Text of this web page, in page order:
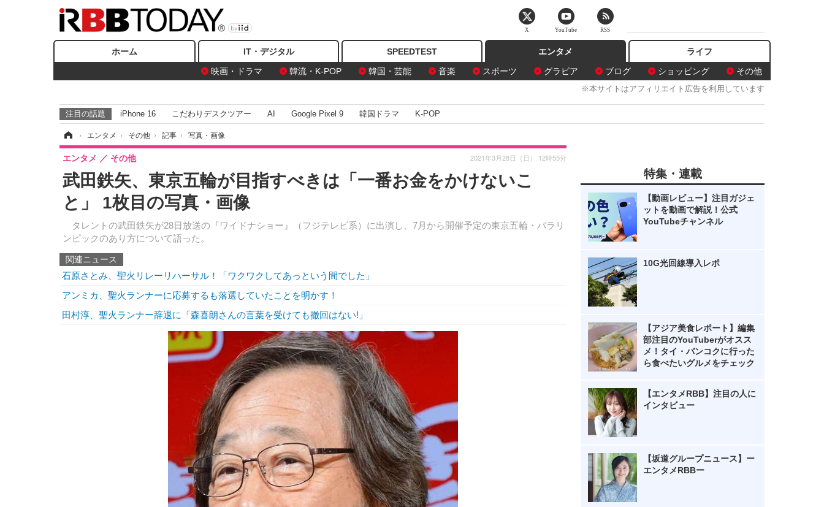
ホーム IT・デジタル SPEEDTEST
エンタメ
映画・ドラマ
韓流・K-POP 韓国・芸能 音楽 スポーツ グラビア ブログ ショッピング その他
ライフ
※本サイトはアフィリエイト広告を利用しています
注目の話題 iPhone 16 こだわりデスクツアー AI Google Pixel 9 韓国ドラマ K-POP
› エンタメ › その他 › 記事 › 写真・画像
武田鉄矢、東京五輪が目指すべきは「一番お金をかけないこ
と」 1枚目の写真・画像
タレントの武田鉄矢が28日放送の『ワイドナショー』（フジテレビ系）に出演し、7月から開催予定の東京五輪・パラリ
ンピックのあり方について語った。
エンタメ その他 2021年3月28日（日） 12時55分
関連ニュース
石原さとみ、聖火リレーリハーサル！「ワクワクしてあっという間でした」
アンミカ、聖火ランナーに応募するも落選していたことを明かす！
田村淳、聖火ランナー辞退に「森喜朗さんの言葉を受けても撤回はない!」
特集・連載
【動画レビュー】注目ガジェ
ットを動画で解説！公式
YouTubeチャンネル
10G光回線導入レポ
【アジア美食レポート】編集
部注目のYouTuberがオスス
メ！タイ・バンコクに行った
ら食べたいグルメをチェック
【エンタメRBB】注目の人に
インタビュー
【坂道グループニュース】ー
エンタメRBBー
X YouTube RSS